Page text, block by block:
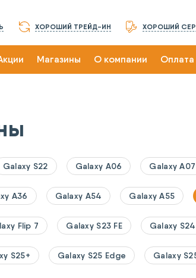
ХОРОШИЙ ТРЕЙД-ИН ХОРОШИЙ
Магазины О компании Оплата
Galaxy S22 Galaxy A06 Galaxy A07
A36 Galaxy A54 Galaxy A55
Flip 7 Galaxy S23 FE Galaxy S24
S25+ Galaxy S25 Edge Galaxy